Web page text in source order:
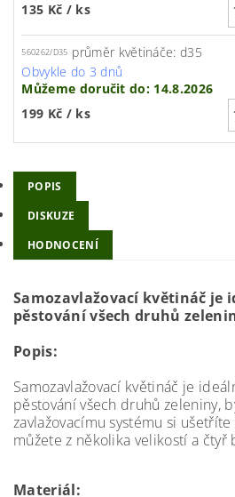
135 Kč / ks
560262/D35 průměr květináče: d35
Obvykle do 3 dnů
Můžeme doručit do: 14.8.2026
199 Kč / ks
POPIS
DISKUZE
HODNOCENÍ
Samozavlažovací květináč je
pěstování všech druhů
Popis:
Samozavlažovací květináč je
pěstování všech druhů zeleniny,
zavlažovacímu systému si
můžete z několika velikostí a čtyř
Materiál: